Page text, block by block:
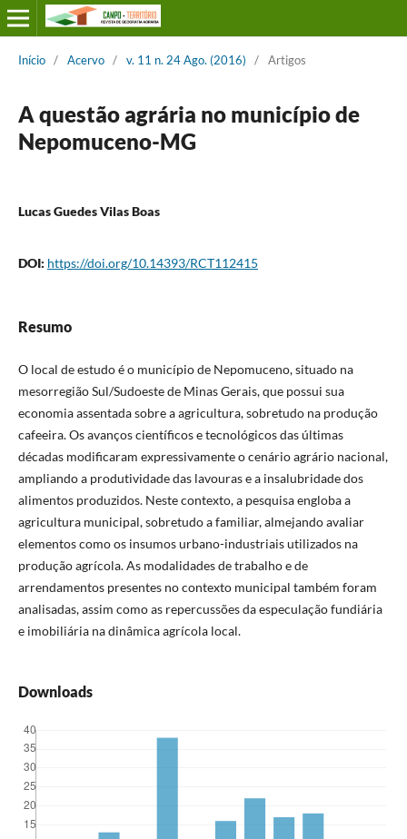
Início / Acervo / v. 11 n. 24 Ago. (2016) / Artigos
A questão agrária no município de
Nepomuceno-MG
Lucas Guedes Vilas Boas
DOI: https://doi.org/10.14393/RCT112415
Resumo
O local de estudo é o município de Nepomuceno, situado na
mesorregião Sul/Sudoeste de Minas Gerais, que possui sua
economia assentada sobre a agricultura, sobretudo na produção
cafeeira. Os avanços científicos e tecnológicos das últimas
décadas modificaram expressivamente o cenário agrário nacional,
ampliando a produtividade das lavouras e a insalubridade dos
alimentos produzidos. Neste contexto, a pesquisa engloba a
agricultura municipal, sobretudo a familiar, almejando avaliar
elementos como os insumos urbano-industriais utilizados na
produção agrícola. As modalidades de trabalho e de
arrendamentos presentes no contexto municipal também foram
analisadas, assim como as repercussões da especulação fundiária
e imobiliária na dinâmica agrícola local.
Downloads